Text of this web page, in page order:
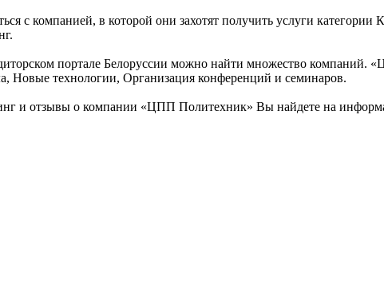
с компанией, в которой они захотят получить услуги
портале Белоруссии можно найти множество компаний.
Новые технологии, Организация конференций и семинаров.
и отзывы о компании «ЦПП Политехник» Вы найдете на